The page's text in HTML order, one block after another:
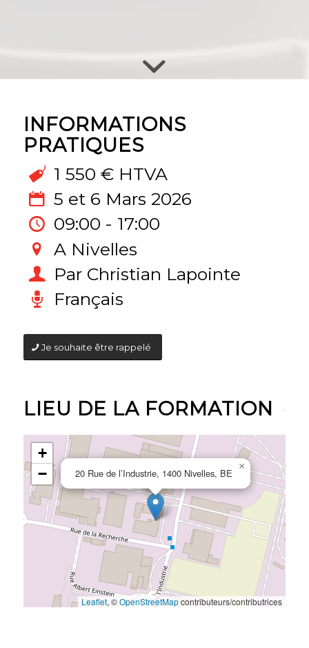
INFORMATIONS
PRATIQUES
1 550 € HTVA
5 et 6 Mars 2026
09:00 - 17:00
A Nivelles
Par Christian Lapointe
Français
Je souhaite être rappelé
LIEU DE LA FORMATION
20 Rue de l’Industrie, 1400 Nivelles, BE
×
+
−
Leaflet, ©OpenStreetMapcontributeurs/contributrices